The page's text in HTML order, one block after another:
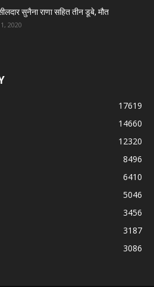
सुनैना राणा सहित तीन डूबे, मौत
2020
17619
14660
12320
8496
6410
5046
3456
3187
3086